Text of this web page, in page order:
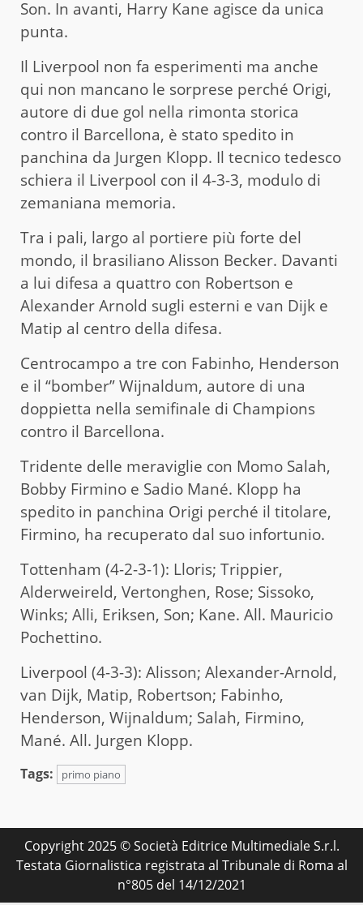
Son. In avanti, Harry Kane agisce da unica
punta.
Il Liverpool non fa esperimenti ma anche
qui non mancano le sorprese perché Origi,
autore di due gol nella rimonta storica
contro il Barcellona, è stato spedito in
panchina da Jurgen Klopp. Il tecnico tedesco
schiera il Liverpool con il 4-3-3, modulo di
zemaniana memoria.
Tra i pali, largo al portiere più forte del
mondo, il brasiliano Alisson Becker. Davanti
a lui difesa a quattro con Robertson e
Alexander Arnold sugli esterni e van Dijk e
Matip al centro della difesa.
Centrocampo a tre con Fabinho, Henderson
e il “bomber” Wijnaldum, autore di una
doppietta nella semifinale di Champions
contro il Barcellona.
Tridente delle meraviglie con Momo Salah,
Bobby Firmino e Sadio Mané. Klopp ha
spedito in panchina Origi perché il titolare,
Firmino, ha recuperato dal suo infortunio.
Tottenham (4-2-3-1): Lloris; Trippier,
Alderweireld, Vertonghen, Rose; Sissoko,
Winks; Alli, Eriksen, Son; Kane. All. Mauricio
Pochettino.
Liverpool (4-3-3): Alisson; Alexander-Arnold,
van Dijk, Matip, Robertson; Fabinho,
Henderson, Wijnaldum; Salah, Firmino,
Mané. All. Jurgen Klopp.
Tags: primo piano
Copyright 2025 © Società Editrice Multimediale S.r.l.
Testata Giornalistica registrata al Tribunale di Roma al
n°805 del 14/12/2021